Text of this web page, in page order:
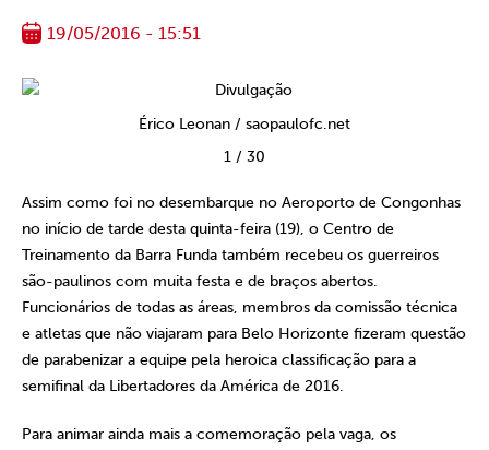
19/05/2016 - 15:51
Érico Leonan / saopaulofc.net
1 / 30
Assim como foi no desembarque no Aeroporto de Congonhas
no início de tarde desta quinta-feira (19), o Centro de
Treinamento da Barra Funda também recebeu os guerreiros
são-paulinos com muita festa e de braços abertos.
Funcionários de todas as áreas, membros da comissão técnica
e atletas que não viajaram para Belo Horizonte fizeram questão
de parabenizar a equipe pela heroica classificação para a
semifinal da Libertadores da América de 2016.
Para animar ainda mais a comemoração pela vaga, os